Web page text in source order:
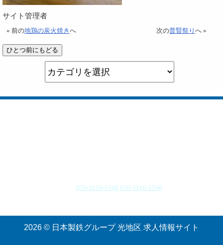
サイト管理者
« 前の地鶏の炭火焼き へ 次の普賢祭りへ »
070-3116-1548 070-3116-1546
2026 © 日本製鉄グループ 光地区 求人情報サイト